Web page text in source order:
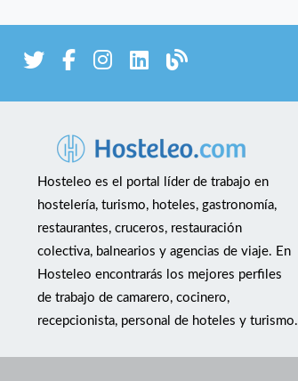
Hosteleo es el portal líder de trabajo en
hostelería, turismo, hoteles, gastronomía,
restaurantes, cruceros, restauración
colectiva, balnearios y agencias de viaje. En
Hosteleo encontrarás los mejores perfiles
de trabajo de camarero, cocinero,
recepcionista, personal de hoteles y turismo.